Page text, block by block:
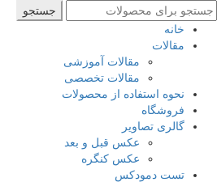
جستجو
برای
جستجو
خانه
مقالات
مقالات آموزشی
مقالات تخصصی
نحوه استفاده از محصولات
فروشگاه
گالری تصاویر
عکس قبل و بعد
عکس کنگره
تست دمودکس